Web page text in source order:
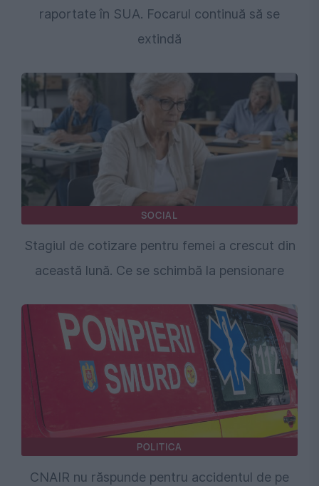
raportate în SUA. Focarul continuă să se
extindă
SOCIAL
Stagiul de cotizare pentru femei a crescut din
această lună. Ce se schimbă la pensionare
POLITICA
CNAIR nu răspunde pentru accidentul de pe